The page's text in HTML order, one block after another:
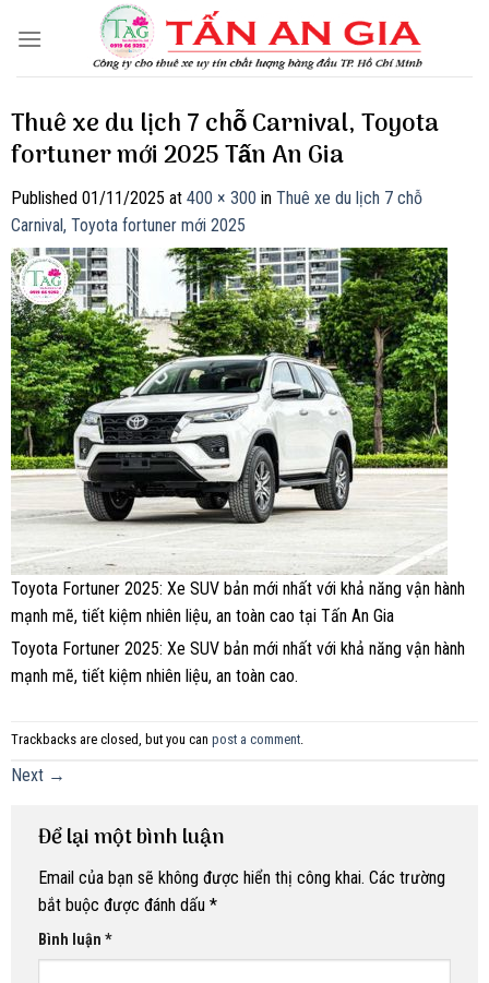
Thuê xe du lịch 7 chỗ Carnival, Toyota
fortuner mới 2025 Tấn An Gia
Published 01/11/2025 at 400 × 300 in Thuê xe du lịch 7 chỗ
Carnival, Toyota fortuner mới 2025
Toyota Fortuner 2025: Xe SUV bản mới nhất với khả năng vận hành
mạnh mẽ, tiết kiệm nhiên liệu, an toàn cao tại Tấn An Gia
Toyota Fortuner 2025: Xe SUV bản mới nhất với khả năng vận hành
mạnh mẽ, tiết kiệm nhiên liệu, an toàn cao.
Trackbacks are closed, but you can post a comment.
Next →
Để lại một bình luận
Email của bạn sẽ không được hiển thị công khai. Các trường
bắt buộc được đánh dấu *
Bình luận *